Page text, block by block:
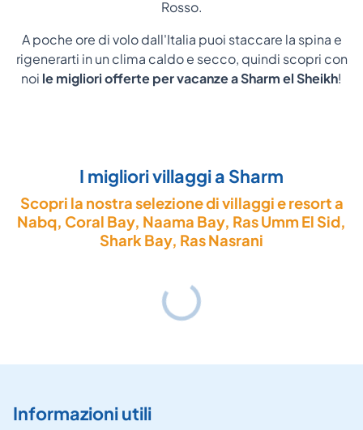
Rosso.
A poche ore di volo dall'Italia puoi staccare la spina e
rigenerarti in un clima caldo e secco, quindi scopri con
noi le migliori offerte per vacanze a Sharm el Sheikh!
I migliori villaggi a Sharm
Scopri la nostra selezione di villaggi e resort a
Nabq, Coral Bay, Naama Bay, Ras Umm El Sid,
Shark Bay, Ras Nasrani
Informazioni utili